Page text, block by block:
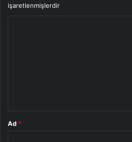
işaretlenmişlerdir
Ad *